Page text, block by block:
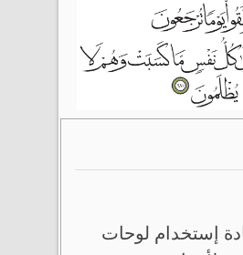
إستخدام لوحات